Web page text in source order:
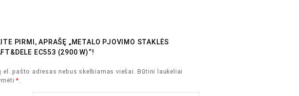
PIRMI, APRAŠĘ „METALO PJOVIMO STAKLĖS
EC553 (2900 W)“!
el. pašto adresas nebus skelbiamas viešai. Būtini laukeliai
*.